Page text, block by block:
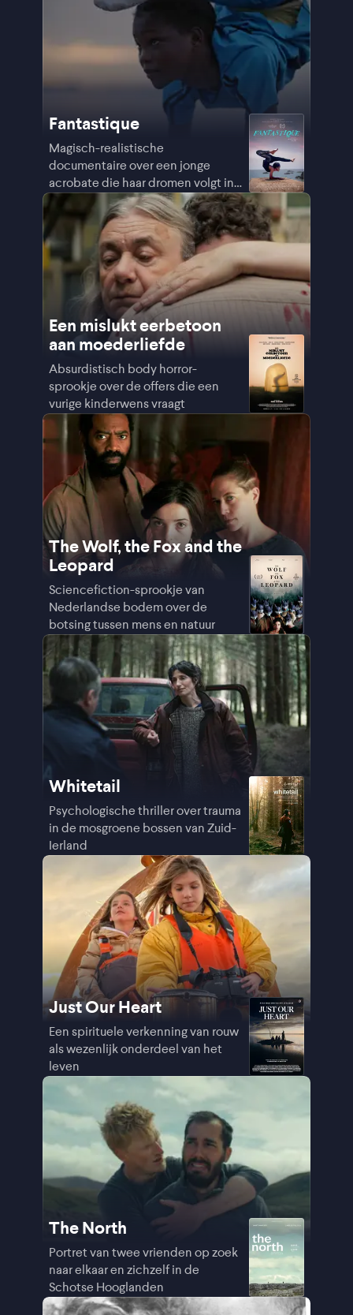
Fantastique
Magisch-realistische
documentaire over een jonge
acrobate die haar dromen volgt in
Guinee
Een mislukt eerbetoon
aan moederliefde
Absurdistisch body horror-
sprookje over de offers die een
vurige kinderwens vraagt
The Wolf, the Fox and the
Leopard
Sciencefiction-sprookje van
Nederlandse bodem over de
botsing tussen mens en natuur
Whitetail
Psychologische thriller over trauma
in de mosgroene bossen van Zuid-
Ierland
Just Our Heart
Een spirituele verkenning van rouw
als wezenlijk onderdeel van het
leven
The North
Portret van twee vrienden op zoek
naar elkaar en zichzelf in de
Schotse Hooglanden